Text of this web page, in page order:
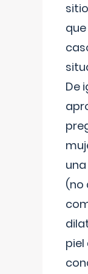
De
(no
piel